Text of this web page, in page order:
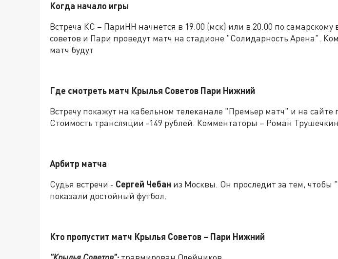
Когда начало игры
Встреча КС – ПариНН начнется в 19.00 (мск) или в 20.00 по
советов и Пари проведут матч на стадионе "Солидарность Арена".
матч будут
Где смотреть матч Крылья Советов Пари Нижний
Встречу покажут на кабельном телеканале "Премьер матч" и на сайте
Стоимость трансляции -149 рублей. Комментаторы – Роман
Арбитр матча
Судья встречи - Сергей Чебан из Москвы. Он проследит за тем,
показали достойный футбол.
Кто пропустит матч Крылья Советов – Пари Нижний